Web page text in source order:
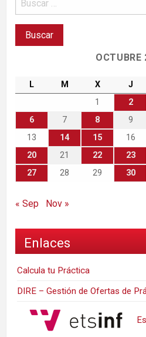
OCTUBRE
L M X J
1
2
6
7 8 9
13
14 15 16
20
21 22 23
27
28 29 30
« Sep Nov »
Enlaces
Calcula tu Práctica
DIRE – Gestión de Ofertas de